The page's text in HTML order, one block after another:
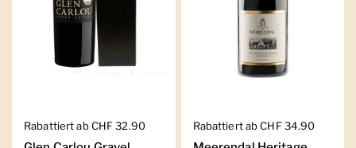
Regulärer Preis
Rabattiert ab CHF 32.90 Regulärer Preis
Rabattiert ab CHF 34.90